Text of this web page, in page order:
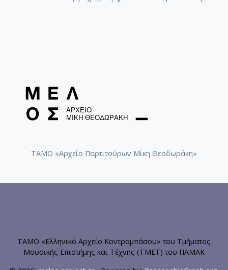
ΤΑΜΟ «Αρχείο Παρτιτούρων Μίκη Θεοδωράκη»
ΤΑΜΟ «Ελληνικό Αρχείο Κοντραμπάσου» του Τμήματος
Μουσικής Επιστήμης και Τέχνης (ΤΜΕΤ) του ΠΑΜΑΚ